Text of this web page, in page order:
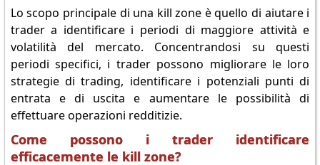
Lo scopo principale di una kill zone è quello di aiutare i
trader a identificare i periodi di maggiore attività e
volatilità del mercato. Concentrandosi su questi
periodi specifici, i trader possono migliorare le loro
strategie di trading, identificare i potenziali punti di
entrata e di uscita e aumentare le possibilità di
effettuare operazioni redditizie.
Come possono i trader identificare
efficacemente le kill zone?